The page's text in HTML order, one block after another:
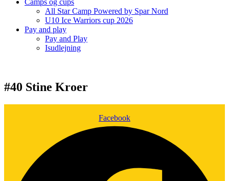
Camps og cups
All Star Camp Powered by Spar Nord
U10 Ice Warriors cup 2026
Pay and play
Pay and Play
Isudlejning
#40 Stine Kroer
Facebook